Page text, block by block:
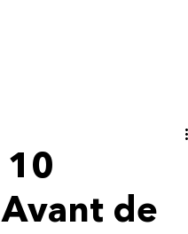
10
de